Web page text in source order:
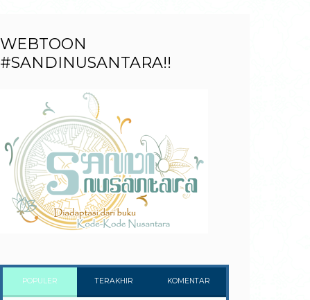
WEBTOON
#SANDINUSANTARA!!
POPULER TERAKHIR KOMENTAR